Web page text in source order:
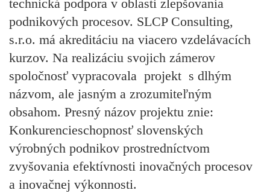
technická podpora v oblasti zlepšovania
podnikových procesov. SLCP Consulting,
s.r.o. má akreditáciu na viacero vzdelávacích
kurzov. Na realizáciu svojich zámerov
spoločnosť vypracovala projekt s dlhým
názvom, ale jasným a zrozumiteľným
obsahom. Presný názov projektu znie:
Konkurencieschopnosť slovenských
výrobných podnikov prostredníctvom
zvyšovania efektívnosti inovačných procesov
a inovačnej výkonnosti.